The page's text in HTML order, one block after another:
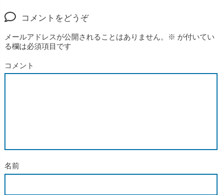
コメントをどうぞ
メールアドレスが公開されることはありません。 ※ が付いてい
る欄は必須項目です
コメント
名前